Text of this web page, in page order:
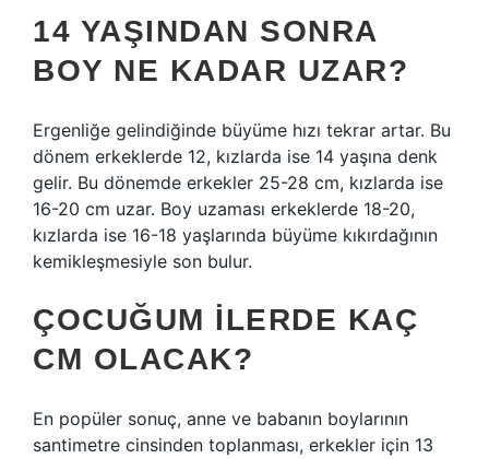
14 YAŞINDAN SONRA
BOY NE KADAR UZAR?
Ergenliğe gelindiğinde büyüme hızı tekrar artar. Bu
dönem erkeklerde 12, kızlarda ise 14 yaşına denk
gelir. Bu dönemde erkekler 25-28 cm, kızlarda ise
16-20 cm uzar. Boy uzaması erkeklerde 18-20,
kızlarda ise 16-18 yaşlarında büyüme kıkırdağının
kemikleşmesiyle son bulur.
ÇOCUĞUM ILERDE KAÇ
CM OLACAK?
En popüler sonuç, anne ve babanın boylarının
santimetre cinsinden toplanması, erkekler için 13